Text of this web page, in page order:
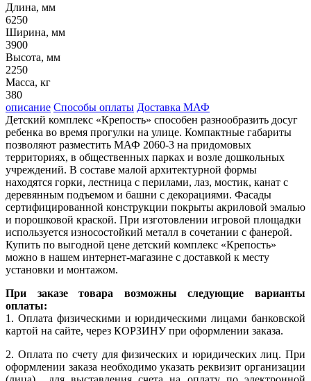
Длина, мм
6250
Ширина, мм
3900
Высота, мм
2250
Масса, кг
380
описание Способы оплаты Доставка МАФ
Детский комплекс «Крепость» способен разнообразить досуг
ребенка во время прогулки на улице. Компактные габариты
позволяют разместить МАФ 2060-3 на придомовых
территориях, в общественных парках и возле дошкольных
учреждений. В составе малой архитектурной формы
находятся горки, лестница с перилами, лаз, мостик, канат с
деревянным подъемом и башни с декорациями. Фасады
сертифицированной конструкции покрыты акриловой эмалью
и порошковой краской. При изготовлении игровой площадки
используется износостойкий металл в сочетании с фанерой.
Купить по выгодной цене детский комплекс «Крепость»
можно в нашем интернет-магазине с доставкой к месту
установки и монтажом.
При заказе товара возможны следующие варианты
оплаты:
1. Оплата физическими и юридическими лицами банковской
картой на сайте, через КОРЗИНУ при оформлении заказа.
2. Оплата по счету для физических и юридических лиц. При
оформлении заказа необходимо указать реквизит организации